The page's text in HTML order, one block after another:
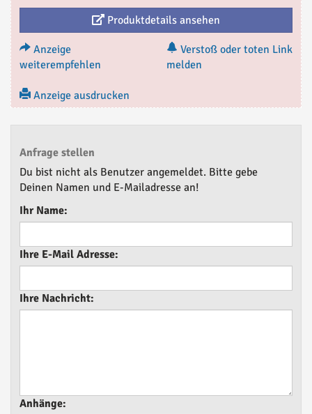
Produktdetails ansehen
Anzeige
weiterempfehlen
Verstoß oder toten Link
melden
Anzeige ausdrucken
Anfrage stellen
Du bist nicht als Benutzer angemeldet. Bitte gebe
Deinen Namen und E-Mailadresse an!
Ihr Name:
Ihre E-Mail Adresse:
Ihre Nachricht:
Anhänge: